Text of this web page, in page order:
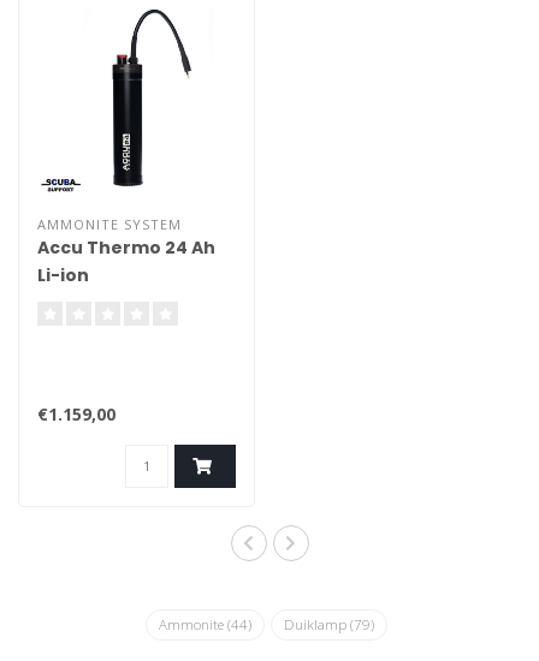
AMMONITE SYSTEM
Accu Thermo 24 Ah
Li-ion
€1.159,00
Ammonite (44) Duiklamp (79)